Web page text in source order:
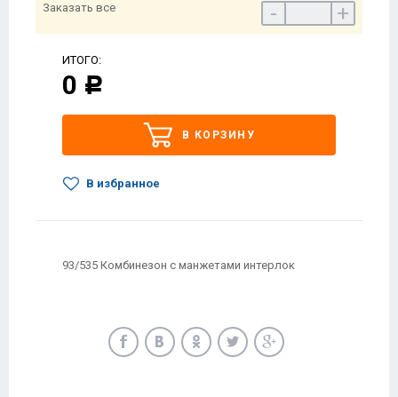
- +
ИТОГО:
0 Р
В КОРЗИНУ
В избранное
93/535 Комбинезон с манжетами интерлок